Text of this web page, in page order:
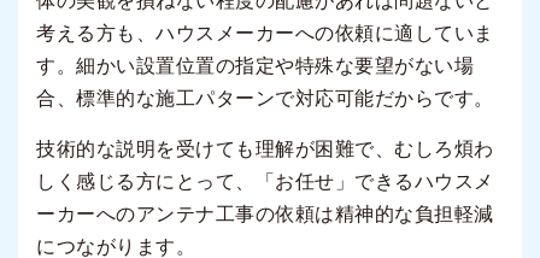
考える方も、ハウスメーカーへの依頼に適していま
す。細かい設置位置の指定や特殊な要望がない場
合、標準的な施工パターンで対応可能だからです。
技術的な説明を受けても理解が困難で、むしろ煩わ
しく感じる方にとって、「お任せ」できるハウスメ
ーカーへのアンテナ工事の依頼は精神的な負担軽減
につながります。